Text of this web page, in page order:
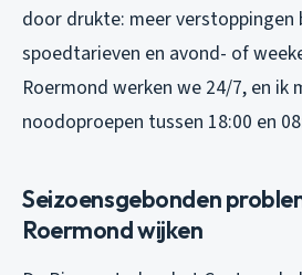
door drukte: meer verstoppingen
spoedtarieven en avond- of
Roermond werken we 24/7, en ik
noodoproepen tussen 18:00 en
Seizoensgebonden
Roermond wijken